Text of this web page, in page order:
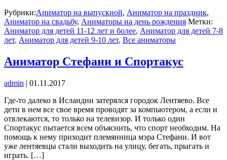
Рубрики:Аниматор на выпускной, Аниматор на праздник,
Аниматор на свадьбу, Аниматоры на день рождения Метки:
Аниматор для детей 11-12 лет и более, Аниматор для детей 7-8
лет, Аниматор для детей 9-10 лет, Все аниматоры
Аниматор Стефани и Спортакус
admin | 01.11.2017
Где-то далеко в Исландии затерялся городок Лентяево. Все
дети в нем все свое время проводят за компьютером, а если и
отвлекаются, то только на телевизор. И только один
Спортакус пытается всем объяснить, что спорт необходим. На
помощь к нему приходит племянница мэра Стефани. И вот
уже лентяевцы стали выходить на улицу, бегать, прыгать и
играть. […]